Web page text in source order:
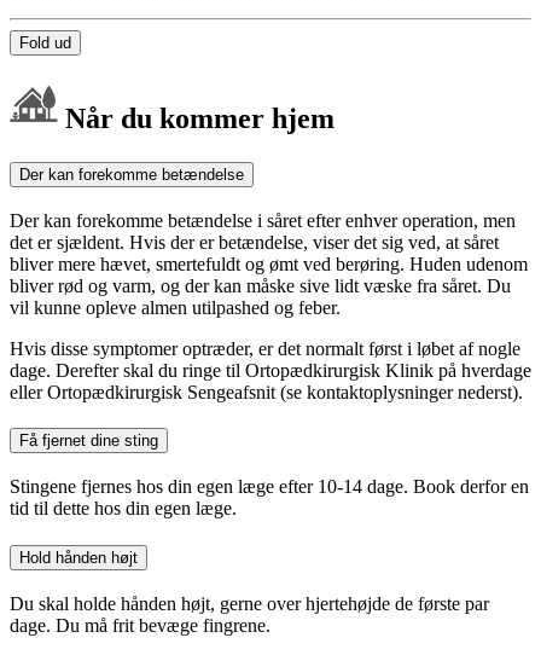
Fold ud
Når du kommer hjem
Der kan forekomme betændelse
Der kan forekomme betændelse i såret efter enhver operation, men
det er sjældent. Hvis der er betændelse, viser det sig ved, at såret
bliver mere hævet, smertefuldt og ømt ved berøring. Huden udenom
bliver rød og varm, og der kan måske sive lidt væske fra såret. Du
vil kunne opleve almen utilpashed og feber.
Hvis disse symptomer optræder, er det normalt først i løbet af nogle
dage. Derefter skal du ringe til Ortopædkirurgisk Klinik på hverdage
eller Ortopædkirurgisk Sengeafsnit (se kontaktoplysninger nederst).
Få fjernet dine sting
Stingene fjernes hos din egen læge efter 10-14 dage. Book derfor en
tid til dette hos din egen læge.
Hold hånden højt
Du skal holde hånden højt, gerne over hjertehøjde de første par
dage. Du må frit bevæge fingrene.